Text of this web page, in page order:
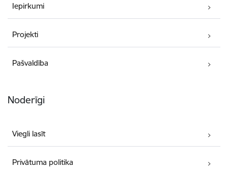
Iepirkumi
Projekti
Pašvaldība
Noderīgi
Viegli lasīt
Privātuma politika